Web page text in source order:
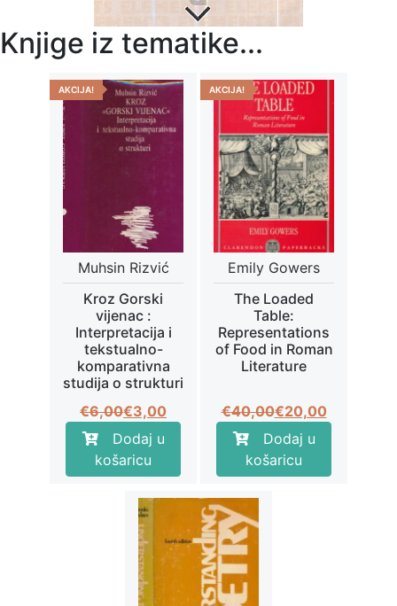
Knjige iz tematike...
AKCIJA!
Muhsin Rizvić
Kroz Gorski
vijenac :
Interpretacija i
tekstualno-
komparativna
studija o strukturi
€6,00Izvorna
cijena
bila
je:
€6,00.
€3,00
Trenutna
cijena
je:
€3,00.
Dodaj u
košaricu
AKCIJA!
Emily Gowers
The Loaded
Table:
Representations
of Food in Roman
Literature
€40,00Izvorna
cijena
bila
je:
€20,00
Trenutna
cijena
je:
€20,00.
Dodaj u
košaricu